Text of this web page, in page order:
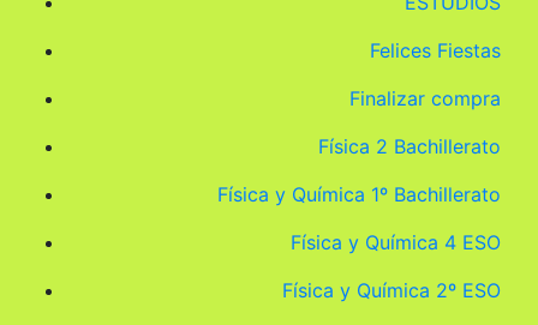
Felices Fiestas
Finalizar compra
Física 2 Bachillerato
Física y Química 1º Bachillerato
Física y Química 4 ESO
Física y Química 2º ESO